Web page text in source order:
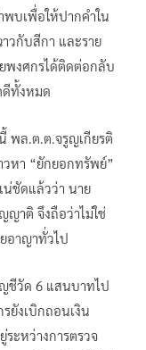
พบเพื่อให้ปากคำใน
วกับสีกา และราย
พงศกรได้ติดต่อกลับ
ดีทั้งหมด
พล.ต.ต.จรูญเกียรติ
วหา “ยักยอกทรัพย์”
ชัดแล้วว่า นาย
ญาติ จึงถือว่าไม่ใช่
อาญาทั่วไป
ชีวัด 6 แสนบาทไป
ยังเบิกถอนเงิน
ะหว่างการตรวจ